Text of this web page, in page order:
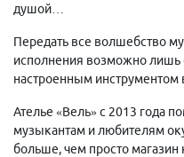
душой…
Передать все волшебство
исполнения возможно лишь
настроенным инструментом
Ателье «Вель» с 2013 года
музыкантам и любителям
больше, чем просто